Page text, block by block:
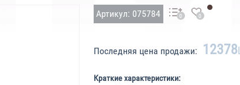
Артикул: 075784 0 0
Последняя цена продажи: 12378
Краткие характеристики: